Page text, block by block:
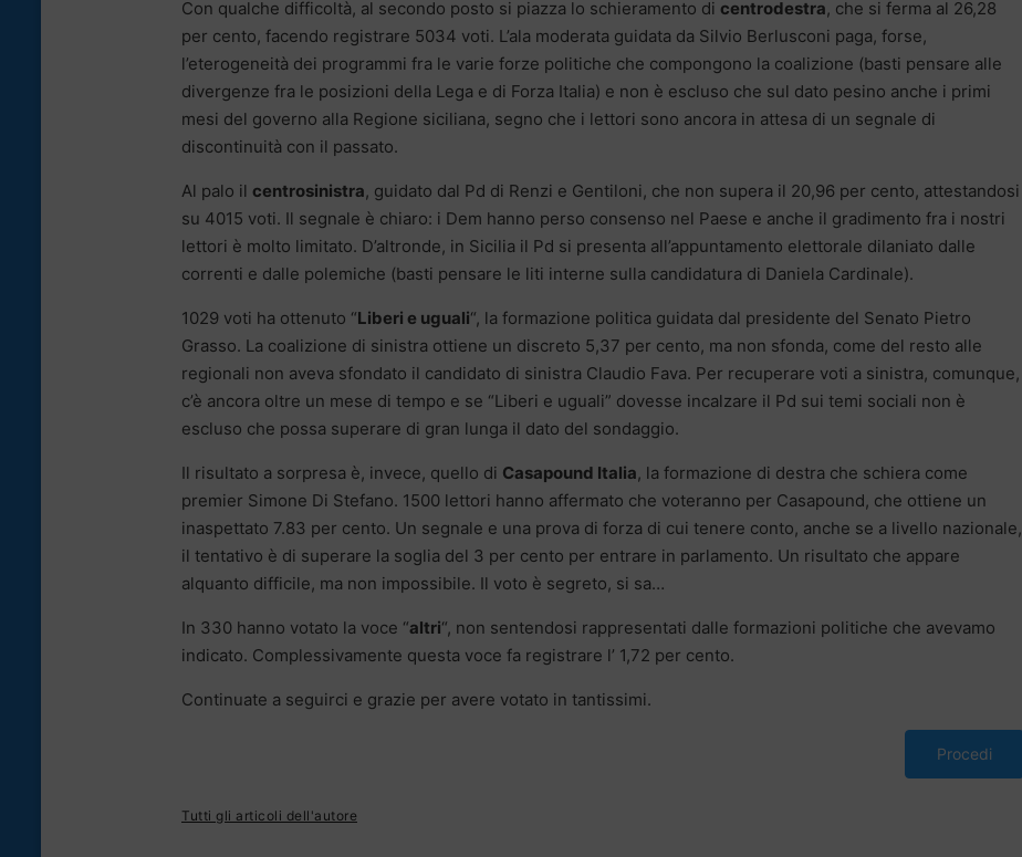
Con qualche difficoltà, al secondo posto si piazza lo schieramento di centrodestra, che si ferma al 26,28
per cento, facendo registrare 5034 voti. L’ala moderata guidata da Silvio Berlusconi paga, forse,
l’eterogeneità dei programmi fra le varie forze politiche che compongono la coalizione (basti pensare alle
divergenze fra le posizioni della Lega e di Forza Italia) e non è escluso che sul dato pesino anche i primi
mesi del governo alla Regione siciliana, segno che i lettori sono ancora in attesa di un segnale di
discontinuità con il passato.
Al palo il centrosinistra, guidato dal Pd di Renzi e Gentiloni, che non supera il 20,96 per cento, attestandosi
su 4015 voti. Il segnale è chiaro: i Dem hanno perso consenso nel Paese e anche il gradimento fra i nostri
lettori è molto limitato. D’altronde, in Sicilia il Pd si presenta all’appuntamento elettorale dilaniato dalle
correnti e dalle polemiche (basti pensare le liti interne sulla candidatura di Daniela Cardinale).
1029 voti ha ottenuto “Liberi e uguali“, la formazione politica guidata dal presidente del Senato Pietro
Grasso. La coalizione di sinistra ottiene un discreto 5,37 per cento, ma non sfonda, come del resto alle
regionali non aveva sfondato il candidato di sinistra Claudio Fava. Per recuperare voti a sinistra, comunque,
c’è ancora oltre un mese di tempo e se “Liberi e uguali” dovesse incalzare il Pd sui temi sociali non è
escluso che possa superare di gran lunga il dato del sondaggio.
Il risultato a sorpresa è, invece, quello di Casapound Italia, la formazione di destra che schiera come
premier Simone Di Stefano. 1500 lettori hanno affermato che voteranno per Casapound, che ottiene un
inaspettato 7.83 per cento. Un segnale e una prova di forza di cui tenere conto, anche se a livello nazionale,
il tentativo è di superare la soglia del 3 per cento per entrare in parlamento. Un risultato che appare
alquanto difficile, ma non impossibile. Il voto è segreto, si sa…
In 330 hanno votato la voce “altri“, non sentendosi rappresentati dalle formazioni politiche che avevamo
indicato. Complessivamente questa voce fa registrare l’ 1,72 per cento.
Continuate a seguirci e grazie per avere votato in tantissimi.
Procedi
Tutti gli articoli dell'autore